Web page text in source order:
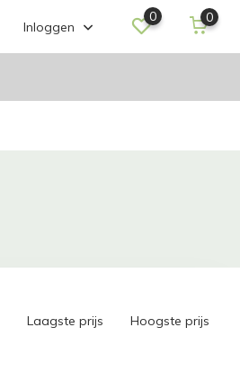
Inloggen
0 0
Laagste prijs Hoogste prijs